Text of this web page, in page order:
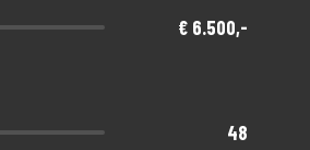
€ 6.500,-
48